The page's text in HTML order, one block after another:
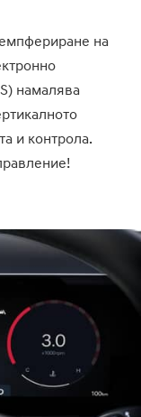
на
намалява
и контрола.